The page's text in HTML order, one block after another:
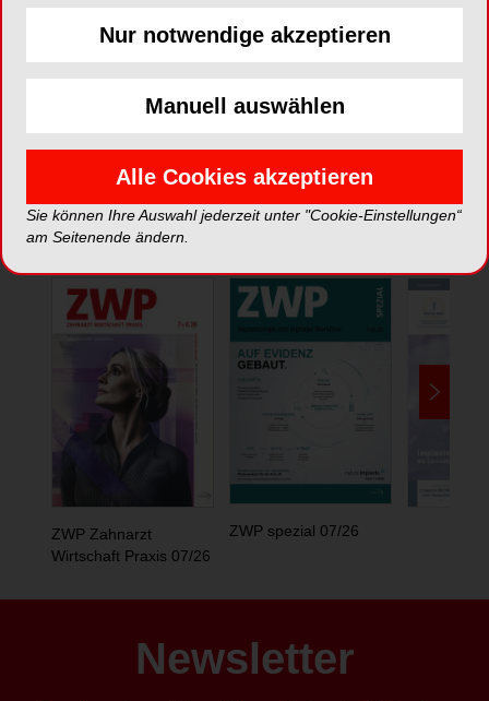
*Die Beiträge in dieser Rubrik stammen von den Anbietern und
spiegeln nicht die Meinung der Redaktion wider.
ePaper
ZWP Zahnarzt
Wirtschaft Praxis 07/26
ZWP spezial 07/26
Newsletter
Nur notwendige akzeptieren
Manuell auswählen
Alle Cookies akzeptieren
Sie können Ihre Auswahl jederzeit unter "Cookie-Einstellungen“
am Seitenende ändern.